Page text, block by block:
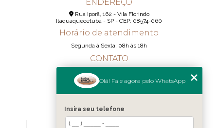
ENDEREÇO
Rua Iporã, 162 - Vila Florindo
Itaquaquecetuba - SP - CEP: 08574-060
Horário de atendimento
Segunda á Sexta: 08h ás 18h
CONTATO
(11) 98189-1344
MENU
HOME
Olá! Fale agora pelo WhatsApp
Insira seu telefone